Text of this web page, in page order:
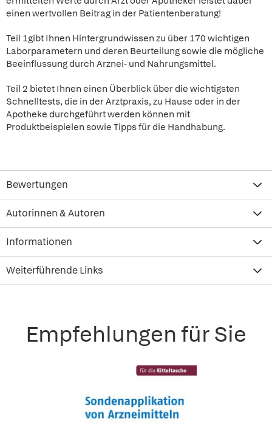
einen wertvollen Beitrag in der Patientenberatung!
Teil 1gibt Ihnen Hintergrundwissen zu über 170 wichtigen
Laborparametern und deren Beurteilung sowie die mögliche
Beeinflussung durch Arznei- und Nahrungsmittel.
Teil 2 bietet Ihnen einen Überblick über die wichtigsten
Schnelltests, die in der Arztpraxis, zu Hause oder in der
Apotheke durchgeführt werden können mit
Produktbeispielen sowie Tipps für die Handhabung.
Bewertungen
Autorinnen & Autoren
Informationen
Weiterführende Links
Empfehlungen für Sie